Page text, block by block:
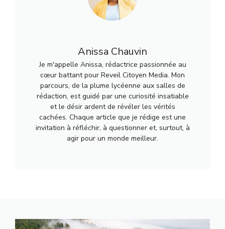
Anissa Chauvin
Je m'appelle Anissa, rédactrice passionnée au
cœur battant pour Reveil Citoyen Media. Mon
parcours, de la plume lycéenne aux salles de
rédaction, est guidé par une curiosité insatiable
et le désir ardent de révéler les vérités
cachées. Chaque article que je rédige est une
invitation à réfléchir, à questionner et, surtout, à
agir pour un monde meilleur.